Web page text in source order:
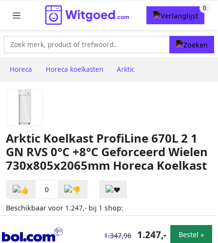
Horeca Horeca koelkasten Arktic
Arktic Koelkast ProfiLine 670L 2 1
GN RVS 0°C +8°C Geforceerd Wielen
730x805x2065mm Horeca Koelkast
0
Beschikbaar voor 1.247,- bij 1 shop:
1.347,96 1.247,- Bestel »